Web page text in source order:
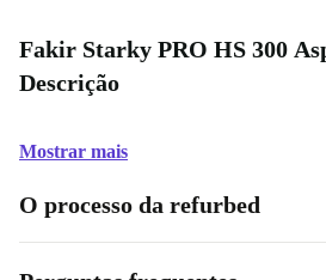
Fakir Starky PRO HS 300
Descrição
Mostrar mais
O processo da refurbed